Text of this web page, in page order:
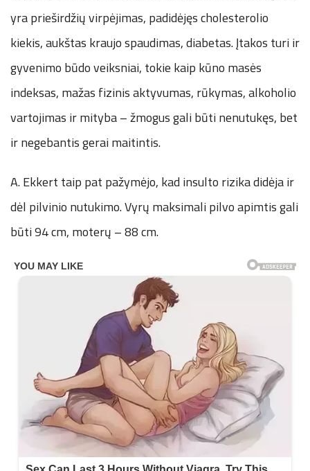
yra prieširdžių virpėjimas, padidėjęs cholesterolio
kiekis, aukštas kraujo spaudimas, diabetas. Įtakos turi ir
gyvenimo būdo veiksniai, tokie kaip kūno masės
indeksas, mažas fizinis aktyvumas, rūkymas, alkoholio
vartojimas ir mityba – žmogus gali būti nenutukęs, bet
ir negebantis gerai maitintis.
A. Ekkert taip pat pažymėjo, kad insulto rizika didėja ir
dėl pilvinio nutukimo. Vyrų maksimali pilvo apimtis gali
būti 94 cm, moterų – 88 cm.